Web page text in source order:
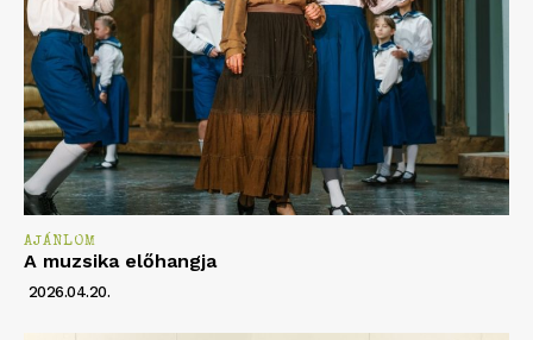
AJÁNLOM
A muzsika előhangja
2026.04.20.